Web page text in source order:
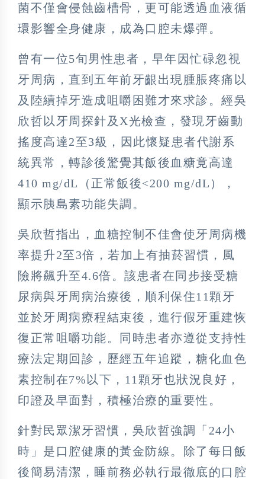
菌不僅會侵蝕齒槽骨，更可能透過血液循
環影響全身健康，成為口腔未爆彈。
曾有一位5旬男性患者，早年因忙碌忽視
牙周病，直到五年前牙齦出現腫脹疼痛以
及陸續掉牙造成咀嚼困難才來求診。經吳
欣哲以牙周探針及X光檢查，發現牙齒動
搖度高達2至3級，因此懷疑患者代謝系
統異常，轉診後驚覺其飯後血糖竟高達
410 mg/dL（正常飯後<200 mg/dL），
顯示胰島素功能失調。
吳欣哲指出，血糖控制不佳會使牙周病機
率提升2至3倍，若加上有抽菸習慣，風
險將飆升至4.6倍。該患者在同步接受糖
尿病與牙周病治療後，順利保住11顆牙
並於牙周病療程結束後，進行假牙重建恢
復正常咀嚼功能。同時患者亦遵從支持性
療法定期回診，歷經五年追蹤，糖化血色
素控制在7%以下，11顆牙也狀況良好，
印證及早面對，積極治療的重要性。
針對民眾潔牙習慣，吳欣哲強調「24小
時」是口腔健康的黃金防線。除了每日飯
後簡易清潔，睡前務必執行最徹底的口腔